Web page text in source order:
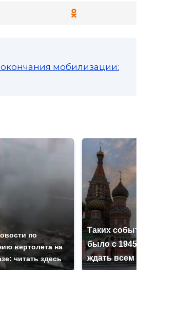
мобилизации:
по
вертолета на
читать здесь
Таких событий не
было с 1945: чего
ждать всем нам?